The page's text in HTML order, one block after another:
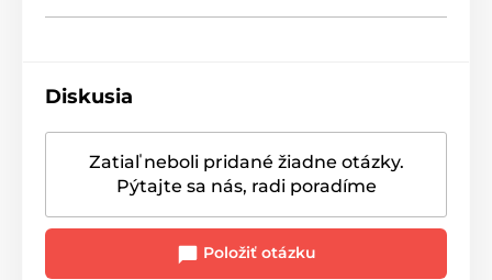
Diskusia
Zatiaľ neboli pridané žiadne otázky.
Pýtajte sa nás, radi poradíme
Položiť otázku